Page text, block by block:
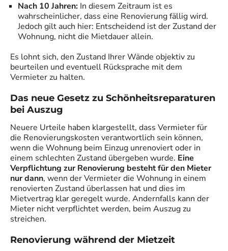
Nach 10 Jahren: In diesem Zeitraum ist es
wahrscheinlicher, dass eine Renovierung fällig wird.
Jedoch gilt auch hier: Entscheidend ist der Zustand der
Wohnung, nicht die Mietdauer allein.
Es lohnt sich, den Zustand Ihrer Wände objektiv zu
beurteilen und eventuell Rücksprache mit dem
Vermieter zu halten.
Das neue Gesetz zu Schönheitsreparaturen
bei Auszug
Neuere Urteile haben klargestellt, dass Vermieter für
die Renovierungskosten verantwortlich sein können,
wenn die Wohnung beim Einzug unrenoviert oder in
einem schlechten Zustand übergeben wurde. Eine
Verpflichtung zur Renovierung besteht für den Mieter
nur dann, wenn der Vermieter die Wohnung in einem
renovierten Zustand überlassen hat und dies im
Mietvertrag klar geregelt wurde. Andernfalls kann der
Mieter nicht verpflichtet werden, beim Auszug zu
streichen.
Renovierung während der Mietzeit